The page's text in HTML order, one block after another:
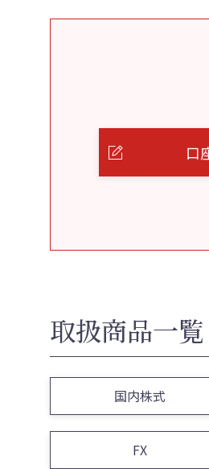
口
取扱商品一覧
国内株式
FX